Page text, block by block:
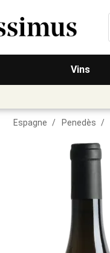
Vins
Espagne / Penedès /